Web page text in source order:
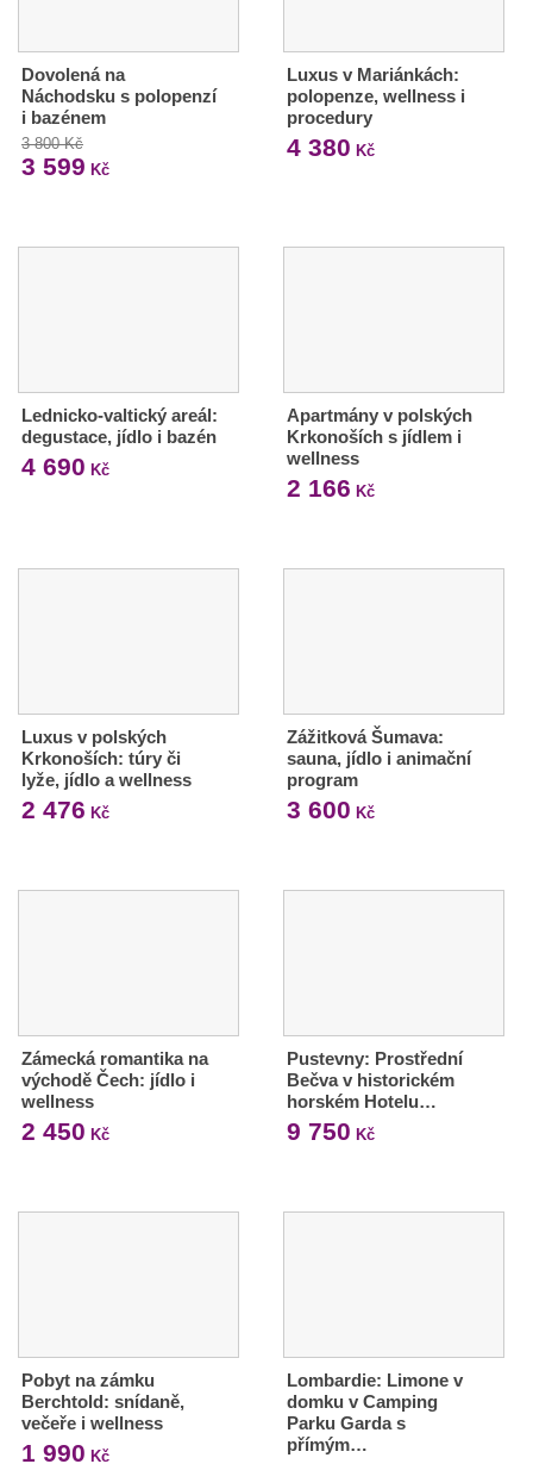
Dovolená na
Náchodsku s polopenzí
i bazénem
3 800 Kč
3 599 Kč
Luxus v Mariánkách:
polopenze, wellness i
procedury
4 380 Kč
Lednicko-valtický areál:
degustace, jídlo i bazén
4 690 Kč
Apartmány v polských
Krkonoších s jídlem i
wellness
2 166 Kč
Luxus v polských
Krkonoších: túry či
lyže, jídlo a wellness
2 476 Kč
Zážitková Šumava:
sauna, jídlo i animační
program
3 600 Kč
Zámecká romantika na
východě Čech: jídlo i
wellness
2 450 Kč
Pustevny: Prostřední
Bečva v historickém
horském Hotelu…
9 750 Kč
Pobyt na zámku
Berchtold: snídaně,
večeře i wellness
1 990 Kč
Lombardie: Limone v
domku v Camping
Parku Garda s
přímým…